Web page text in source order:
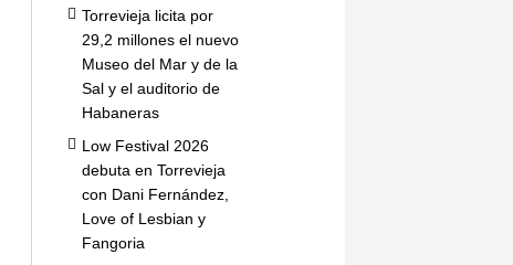
Torrevieja licita por
29,2 millones el nuevo
Museo del Mar y de la
Sal y el auditorio de
Habaneras
Low Festival 2026
debuta en Torrevieja
con Dani Fernández,
Love of Lesbian y
Fangoria